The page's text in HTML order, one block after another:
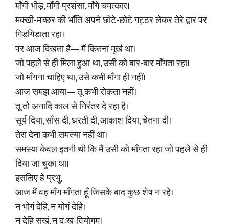
माँगी भीड़, माँगी प्रशंसा, माँगे चमत्कार।
मक्खी-मच्छर की भाँति अपने छोटे-छोटे गट्ठर लेकर तेरे द्वार पर
गिड़गिड़ाता रहा।
पर आज दिखता है— मैं कितना मूर्ख था।
जो पहले से ही मिला हुआ था, उसी को बार-बार माँगता रहा।
जो माँगना चाहिए था, उसे कभी माँगा ही नहीं।
आज समझ आया— तू कभी रोकता नहीं।
तू तो अनादि काल से निरंतर दे रहा है।
सूर्य दिया, साँस दी, धरती दी, आकाश दिया, चेतना दी।
तेरा देना कभी समस्या नहीं था।
समस्या केवल इतनी थी कि मैं उसी को माँगता रहा जो पहले से ही
दिया जा चुका था।
इसलिए हे प्रभु,
आज मैं वह माँग माँगता हूँ जिसके बाद कुछ शेष न रहे।
न भोगं देहि, न योगं देहि।